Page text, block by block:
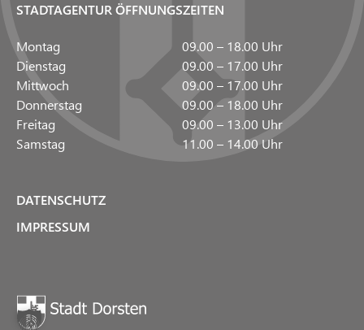
STADTAGENTUR ÖFFNUNGSZEITEN
Montag
09.00 – 18.00 Uhr
Dienstag
09.00 – 17.00 Uhr
Mittwoch
09.00 – 17.00 Uhr
Donnerstag
09.00 – 18.00 Uhr
Freitag
09.00 – 13.00 Uhr
Samstag
11.00 – 14.00 Uhr
DATENSCHUTZ
IMPRESSUM